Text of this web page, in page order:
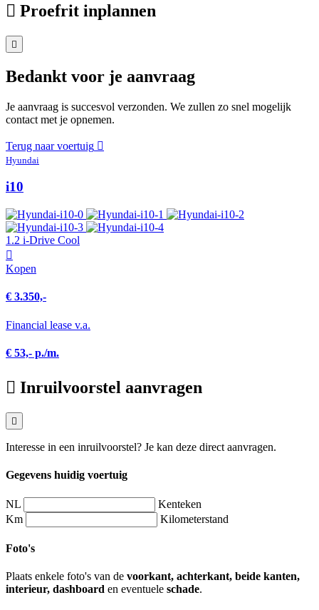
Proefrit inplannen
Bedankt voor je aanvraag
Je aanvraag is succesvol verzonden. We zullen zo snel mogelijk
contact met je opnemen.
Terug naar voertuig
Hyundai
i10
1.2 i-Drive Cool
Kopen
€ 3.350,-
Financial lease v.a.
€ 53,- p./m.
Inruilvoorstel aanvragen
Interesse in een inruilvoorstel? Je kan deze direct aanvragen.
Gegevens huidig voertuig
NL
Kenteken
Km
Kilometerstand
Foto's
Plaats enkele foto's van de voorkant, achterkant, beide kanten,
interieur, dashboard en eventuele schade.